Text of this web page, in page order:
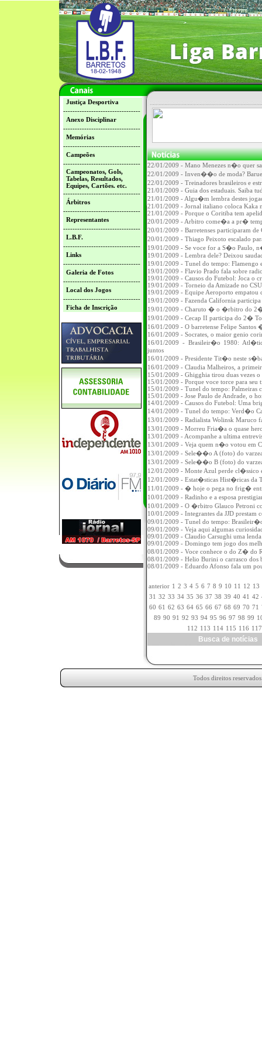
Justiça Desportiva
---------------------------------
Anexo Disciplinar
---------------------------------
Memórias
---------------------------------
Campeões
---------------------------------
Campeonatos, Gols,
Tabelas, Resultados,
Equipes, Cartões. etc.
---------------------------------
Árbitros
---------------------------------
Representantes
---------------------------------
L.B.F.
---------------------------------
Links
---------------------------------
Galeria de Fotos
---------------------------------
Local dos Jogos
---------------------------------
Ficha de Inscrição
22/01/2009 - Mano Menezes n�o quer
22/01/2009 - Inven��o de moda?
22/01/2009 - Treinadores brasileiros e
21/01/2009 - Guia dos estaduais. Saiba
21/01/2009 - Algu�m lembra destes
21/01/2009 - Jornal italiano coloca Kaka
21/01/2009 - Porque o Coritiba tem
20/01/2009 - Arbitro come�a a pr�
20/01/2009 - Barretenses participaram
20/01/2009 - Thiago Peixoto escalado
19/01/2009 - Se voce for a S�o Paulo,
19/01/2009 - Lembra dele? Deixou
19/01/2009 - Tunel do tempo:
19/01/2009 - Flavio Prado fala sobre
19/01/2009 - Causos do Futebol: Joca o
19/01/2009 - Torneio da Amizade no
19/01/2009 - Equipe Aeroporto empatou
19/01/2009 - Fazenda California
19/01/2009 - Charuto � o �rbitro do 2�
19/01/2009 - Cecap II participa do 2�
16/01/2009 - O barretense Felipe
16/01/2009 - Socrates, o maior genio
16/01/2009 - Brasileir�o 1980:
juntos
16/01/2009 - Presidente Tit�o neste
16/01/2009 - Claudia Malheiros, a
15/01/2009 - Ghigghia tirou duas vezes
15/01/2009 - Porque voce torce para seu
15/01/2009 - Tunel do tempo: Palmeiras
15/01/2009 - Jose Paulo de Andrade, o
14/01/2009 - Causos do Futebol: Uma
14/01/2009 - Tunel do tempo: Verd�o
13/01/2009 - Radialista Wolinsk Maruco
13/01/2009 - Morreu Fria�a o quase
13/01/2009 - Acompanhe a ultima
13/01/2009 - Veja quem n�o votou em
13/01/2009 - Sele��o A (foto) do
13/01/2009 - Sele��o B (foto) do
12/01/2009 - Monte Azul perde
12/01/2009 - Estat�sticas Hist�ricas da
11/01/2009 - � hoje o pega no frig�
10/01/2009 - Radinho e a esposa
10/01/2009 - O �rbitro Glauco Petroni
10/01/2009 - Integrantes da JJD prestam
09/01/2009 - Tunel do tempo:
09/01/2009 - Veja aqui algumas
09/01/2009 - Claudio Carsughi uma
09/01/2009 - Domingo tem jogo dos
08/01/2009 - Voce conhece o do Z� do
08/01/2009 - Helio Burini o carrasco dos
08/01/2009 - Eduardo Afonso fala um
anterior 1 2 3 4 5 6 7 8 9 10 11 12 13
31 32 33 34 35 36 37 38 39 40 41 42
60 61 62 63 64 65 66 67 68 69 70 71
89 90 91 92 93 94 95 96 97 98 99
112 113 114 115 116 117
Busca de
Todos direitos